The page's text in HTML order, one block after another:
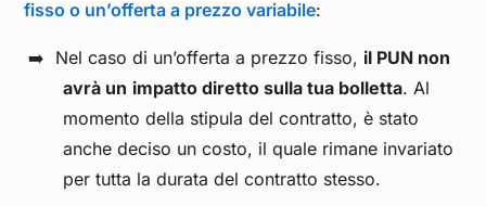
Dicembre 2024 0,135
Novembre 2024 0,131
Ottobre 2024 0,117
fisso o un’offerta a prezzo variabile:
Nel caso di un’offerta a prezzo fisso, il PUN non
avrà un impatto diretto sulla tua bolletta. Al
momento della stipula del contratto, è stato
anche deciso un costo, il quale rimane invariato
per tutta la durata del contratto stesso.